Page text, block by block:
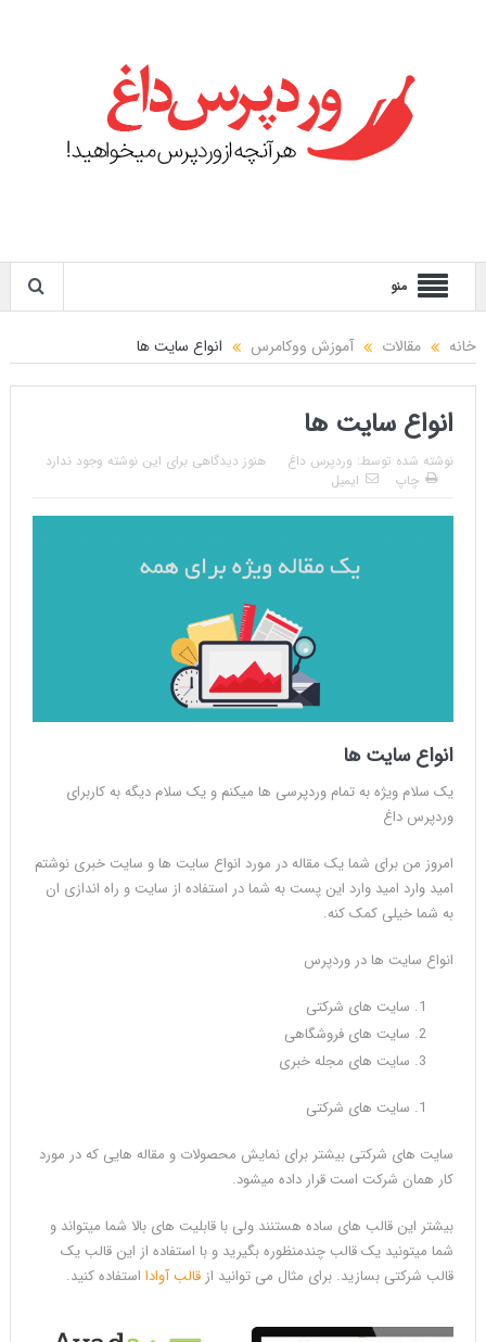
منو
خانه مقالات آموزش ووکامرس انواع سایت ها
انواع سایت ها
نوشته شده توسط: وردپرس داغ
هنوز دیدگاهی برای این نوشته وجود ندارد
چاپ
ایمیل
انواع سایت ها
یک سلام ویژه به تمام وردپرسی ها میکنم و یک سلام دیگه به کاربرای
وردپرس داغ
امروز من برای شما یک مقاله در مورد انواع سایت ها و سایت خبری نوشتم
امید وارد امید وارد این پست به شما در استفاده از سایت و راه اندازی ان
به شما خیلی کمک کنه.
انواع سایت ها در وردپرس
سایت های شرکتی
سایت های فروشگاهی
سایت های مجله خبری
سایت های شرکتی
سایت های شرکتی بیشتر برای نمایش محصولات و مقاله هایی که در مورد
کار همان شرکت است قرار داده میشود.
بیشتر این قالب های ساده هستنند ولی با قابلیت های بالا شما میتواند و
شما میتونید یک قالب چندمنظوره بگیرید و با استفاده از این قالب یک
قالب شرکتی بسازید. برای مثال می توانید از قالب آوادااستفاده کنید.